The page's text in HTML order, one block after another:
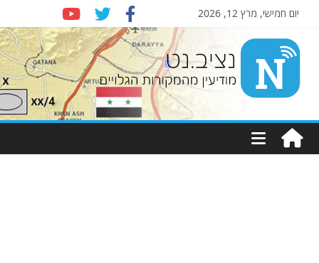
יום חמישי, מרץ 12, 2026
Nziv.net
מודיעין
מהמקורות